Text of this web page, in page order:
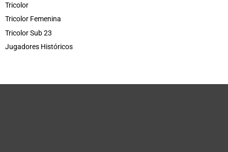
Tricolor
Tricolor Femenina
Tricolor Sub 23
Jugadores Históricos